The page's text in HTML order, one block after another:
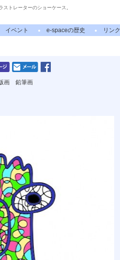
トレーターのショーケース。
イベント e-spaceの歴史 リンク
画 鉛筆画